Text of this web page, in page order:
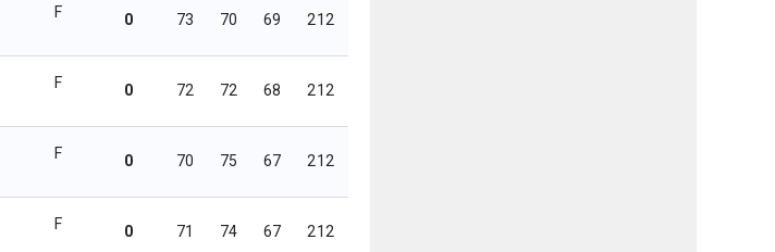
F 0 73 70 69 212
F 0 72 72 68 212
F 0 70 75 67 212
F 0 71 74 67 212